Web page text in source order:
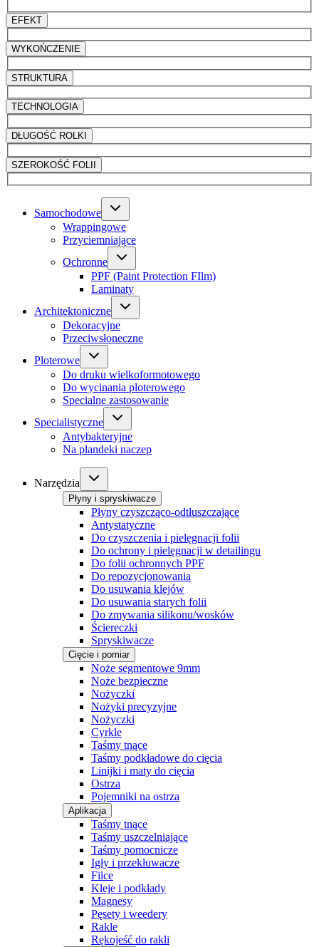
EFEKT
WYKOŃCZENIE
STRUKTURA
TECHNOLOGIA
DŁUGOŚĆ ROLKI
SZEROKOŚĆ FOLII
Samochodowe
Wrappingowe
Przyciemniające
Ochronne
PPF (Paint Protection FIlm)
Laminaty
Architektoniczne
Dekoracyjne
Przeciwsłoneczne
Ploterowe
Do druku wielkoformotowego
Do wycinania ploterowego
Specialne zastosowanie
Specialistyczne
Antybakteryjne
Na plandeki naczep
Narzędzia
Płyny i spryskiwacze
Płyny czyszcząco-odtłuszczające
Antystatyczne
Do czyszczenia i pielęgnacji folii
Do ochrony i pielęgnacji w detailingu
Do folii ochronnych PPF
Do repozycjonowania
Do usuwania klejów
Do usuwania starych folii
Do zmywania silikonu/wosków
Ściereczki
Spryskiwacze
Cięcie i pomiar
Noże segmentowe 9mm
Noże bezpieczne
Nożyczki
Nożyki precyzyjne
Nożyczki
Cyrkle
Taśmy tnące
Taśmy podkładowe do cięcia
Linijki i maty do cięcia
Ostrza
Pojemniki na ostrza
Aplikacja
Taśmy tnące
Taśmy uszczelniające
Taśmy pomocnicze
Igły i przekłuwacze
Filce
Kleje i podkłady
Magnesy
Pęsety i weedery
Rakle
Rękojeść do rakli